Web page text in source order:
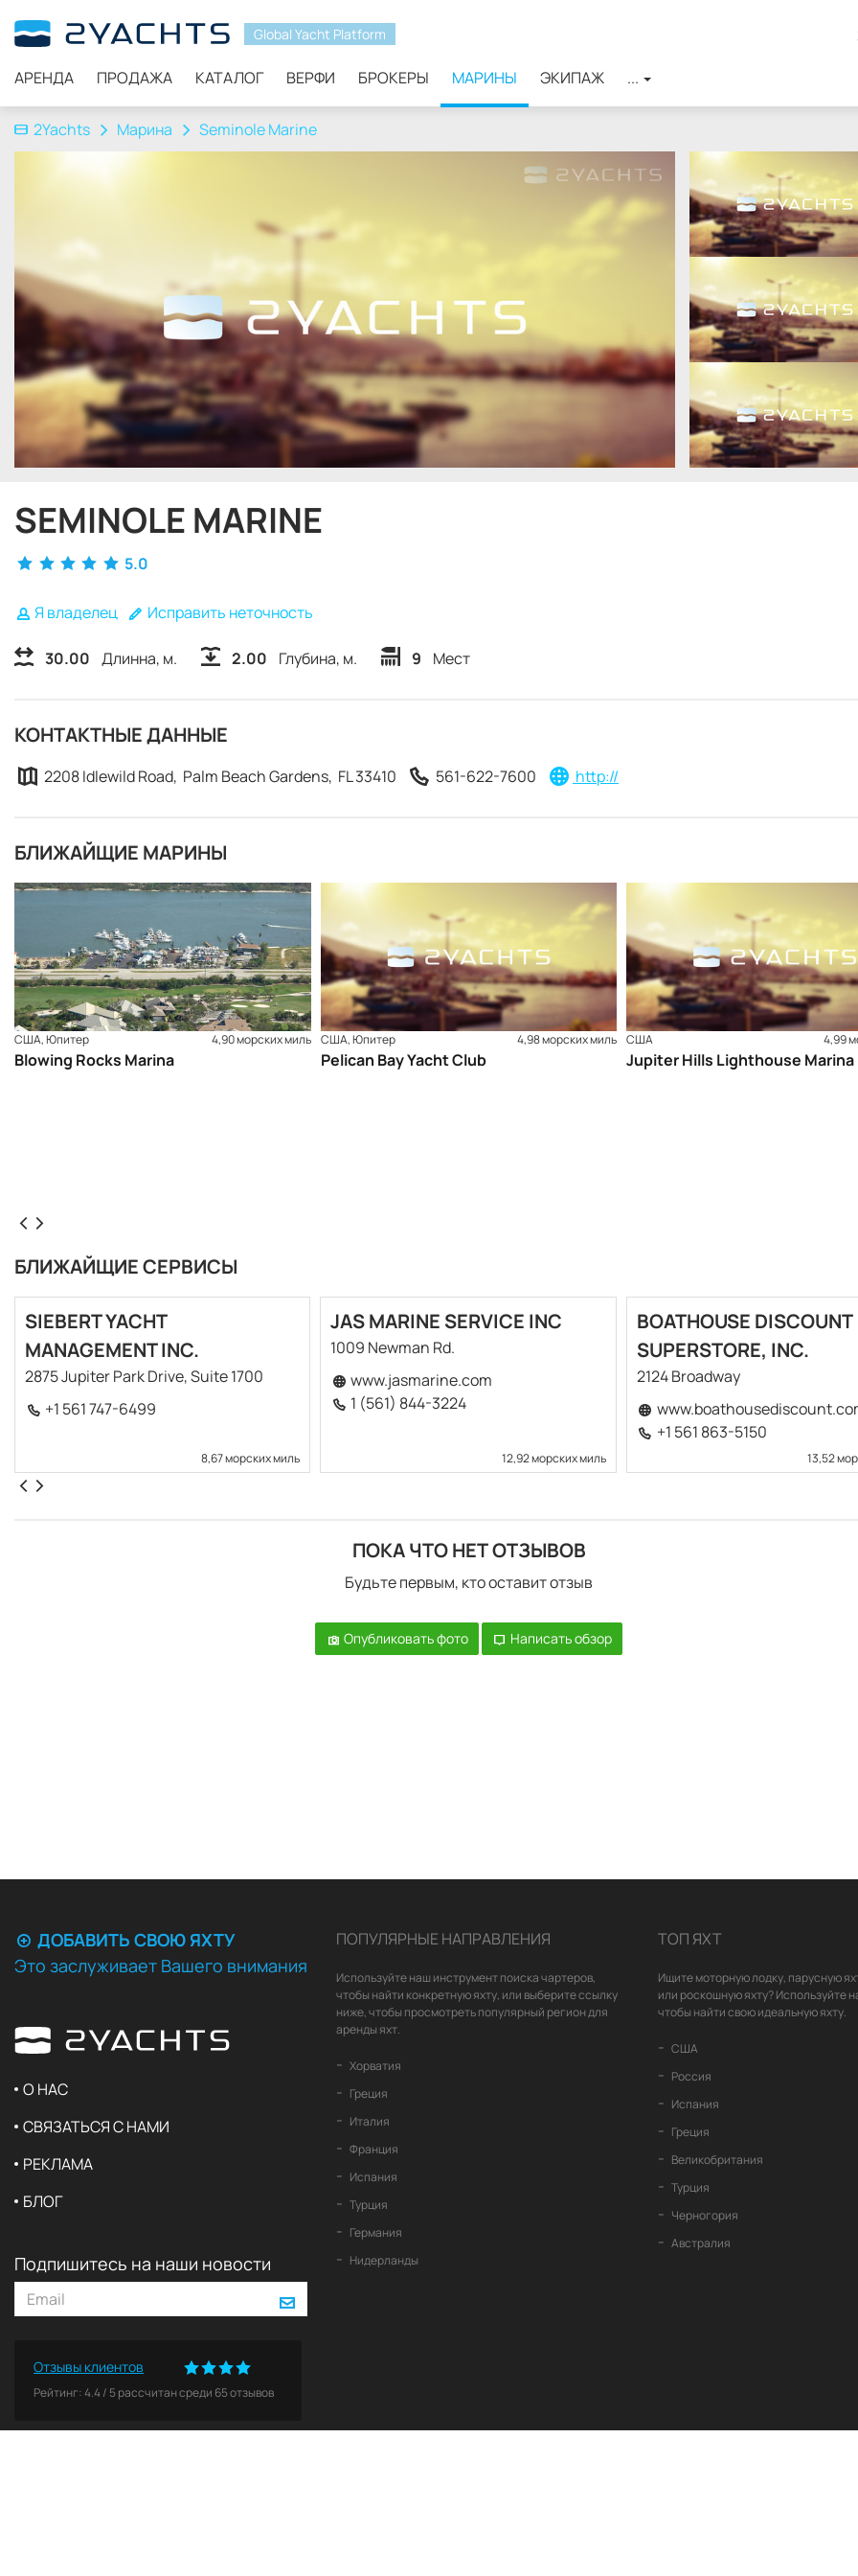
Global Yacht Platform
АРЕНДА ПРОДАЖА КАТАЛОГ ВЕРФИ БРОКЕРЫ МАРИНЫ ЭКИПАЖ ...
2Yachts Марина Seminole Marine
SEMINOLE MARINE
5.0
Я владелец Исправить неточность
30.00 Длинна, м. 2.00 Глубина, м. 9 Мест
КОНТАКТНЫЕ ДАННЫЕ
2208 Idlewild Road, Palm Beach Gardens, FL 33410 561-622-7600 http://
БЛИЖАЙЩИЕ МАРИНЫ
США, Юпитер 4,90 морских миль
Blowing Rocks Marina
США, Юпитер 4,98 морских миль
Pelican Bay Yacht Club
США 4,99
Jupiter Hills Lighthouse Marina
БЛИЖАЙЩИЕ СЕРВИСЫ
SIEBERT YACHT
MANAGEMENT INC.
2875 Jupiter Park Drive, Suite 1700
+1 561 747-6499
8,67 морских миль
JAS MARINE SERVICE INC
1009 Newman Rd.
www.jasmarine.com
1 (561) 844-3224
12,92 морских миль
BOATHOUSE DISCOUNT
SUPERSTORE, INC.
2124 Broadway
+1 561 863-5150
13,52
ПОКА ЧТО НЕТ ОТЗЫВОВ
Будьте первым, кто оставит отзыв
Опубликовать фото Написать обзор
ДОБАВИТЬ СВОЮ ЯХТУ
Это заслуживает Вашего внимания
О НАС
СВЯЗАТЬСЯ С НАМИ
РЕКЛАМА
БЛОГ
Подпишитесь на наши новости
Отзывы клиентов
Рейтинг:4.4/ 5рассчитан среди 65отзывов
ПОПУЛЯРНЫЕ НАПРАВЛЕНИЯ
Используйте наш инструмент поиска чартеров,
чтобы найти конкретную яхту, или выберите ссылку
ниже, чтобы просмотреть популярный регион для
аренды яхт.
Хорватия
Греция
Италия
Франция
Испания
Турция
Германия
Нидерланды
ТОП ЯХТ
Ищите моторную лодку, парусную
или роскошную яхту? Используйте
чтобы найти свою идеальную яхту.
США
Россия
Испания
Греция
Великобритания
Турция
Черногория
Австралия